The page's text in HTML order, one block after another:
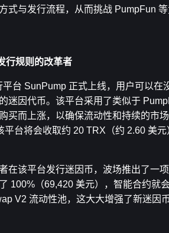
式与发行流程，从而挑战 PumpFun
行规则的改革者
台 SunPump 正式上线，用户可以在
迷因代币。该平台采用了类似于
买而上涨，以确保流动性和持续的市
平台将会收取约 20 TRX（约 2.60 美
在该平台发行迷因币，波场推出了一
100%（69,420 美元），智能合约就
V2 流动性池，这大大增强了新迷因